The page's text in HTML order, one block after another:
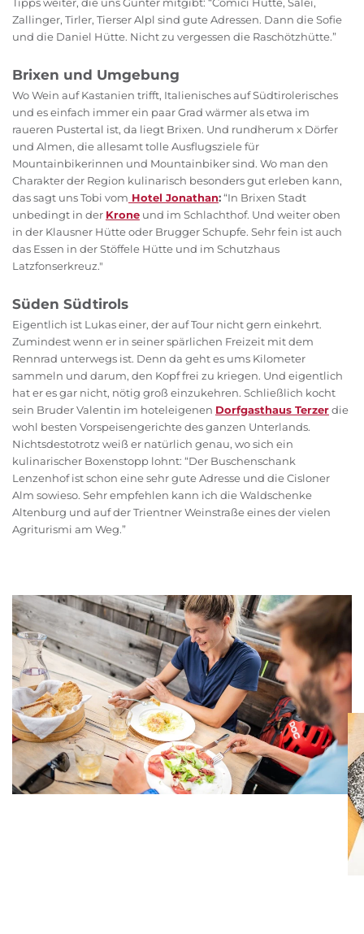
Zallinger, Tirler, Tierser Alpl sind gute Adressen. Dann die Sofie
und die Daniel Hütte. Nicht zu vergessen die Raschötzhütte.”
Brixen und Umgebung
Wo Wein auf Kastanien trifft, Italienisches auf Südtirolerisches
und es einfach immer ein paar Grad wärmer als etwa im
raueren Pustertal ist, da liegt Brixen. Und rundherum x Dörfer
und Almen, die allesamt tolle Ausflugsziele für
Mountainbikerinnen und Mountainbiker sind. Wo man den
Charakter der Region kulinarisch besonders gut erleben kann,
das sagt uns Tobi vom Hotel Jonathan:“In Brixen Stadt
unbedingt in der Krone und im Schlachthof. Und weiter oben
in der Klausner Hütte oder Brugger Schupfe. Sehr fein ist auch
das Essen in der Stöffele Hütte und im Schutzhaus
Latzfonserkreuz."
Süden Südtirols
Eigentlich ist Lukas einer, der auf Tour nicht gern einkehrt.
Zumindest wenn er in seiner spärlichen Freizeit mit dem
Rennrad unterwegs ist. Denn da geht es ums Kilometer
sammeln und darum, den Kopf frei zu kriegen. Und eigentlich
hat er es gar nicht, nötig groß einzukehren. Schließlich kocht
sein Bruder Valentin im hoteleigenen Dorfgasthaus Terzerdie
wohl besten Vorspeisengerichte des ganzen Unterlands.
Nichtsdestotrotz weiß er natürlich genau, wo sich ein
kulinarischer Boxenstopp lohnt: “Der Buschenschank
Lenzenhof ist schon eine sehr gute Adresse und die Cisloner
Alm sowieso. Sehr empfehlen kann ich die Waldschenke
Altenburg und auf der Trientner Weinstraße eines der vielen
Agriturismi am Weg.”